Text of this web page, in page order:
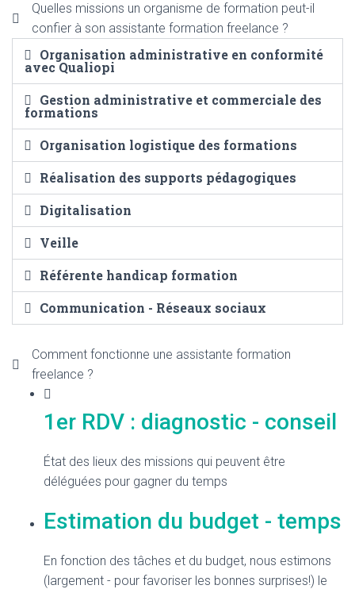
Quelles missions un organisme de formation peut-il
confier à son assistante formation freelance ?
Organisation administrative en conformité
avec Qualiopi
Gestion administrative et commerciale des
formations
Organisation logistique des formations
Réalisation des supports pédagogiques
Digitalisation
Veille
Référente handicap formation
Communication - Réseaux sociaux
Comment fonctionne une assistante formation
freelance ?
1er RDV : diagnostic - conseil
État des lieux des missions qui peuvent être
déléguées pour gagner du temps
Estimation du budget - temps
En fonction des tâches et du budget, nous estimons
(largement - pour favoriser les bonnes surprises!) le